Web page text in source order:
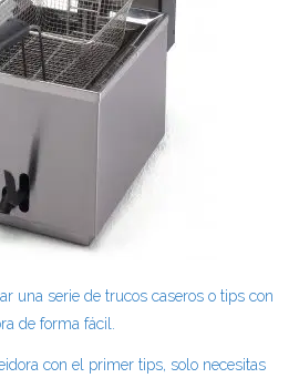
una serie de trucos caseros o tips con
de forma fácil.
con el primer tips, solo necesitas